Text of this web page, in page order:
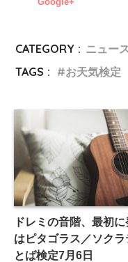
CATEGORY : ニュー
TAGS :
お天気検定
ドレミの音階、最初
はピタゴラス／ソクラ
とば検定7月6日